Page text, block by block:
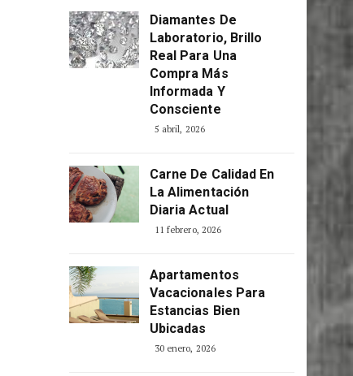
Diamantes De
Laboratorio, Brillo
Real Para Una
Compra Más
Informada Y
Consciente
5 abril, 2026
Carne De Calidad En
La Alimentación
Diaria Actual
11 febrero, 2026
Apartamentos
Vacacionales Para
Estancias Bien
Ubicadas
30 enero, 2026